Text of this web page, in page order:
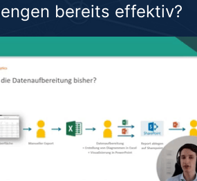
bereits effektiv?